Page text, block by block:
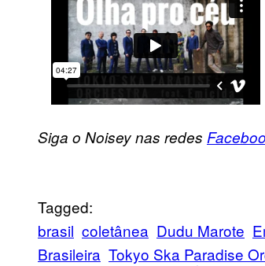
Siga o Noisey nas redes
Tagged:
brasil coletânea Dudu Marote
Brasileira Tokyo Ska Paradise